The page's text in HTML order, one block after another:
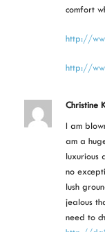
comfort
http://
http://
Christine
I am
am a
luxurious
no
lush
jealous
need to